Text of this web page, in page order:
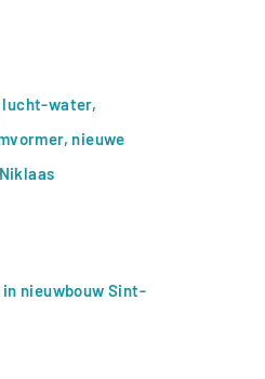
lucht-water,
nieuwe
nieuwbouw Sint-